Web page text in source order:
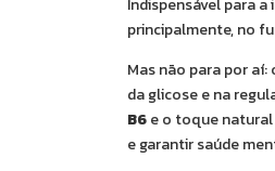
Indispensável para
principalmente, no
Mas não para por
da glicose e na
B6e o toque
e garantir saúde